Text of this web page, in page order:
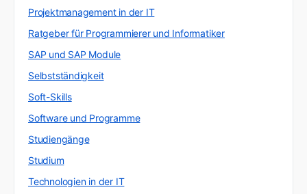
Projektmanagement in der IT
Ratgeber für Programmierer und Informatiker
SAP und SAP Module
Selbstständigkeit
Soft-Skills
Software und Programme
Studiengänge
Studium
Technologien in der IT